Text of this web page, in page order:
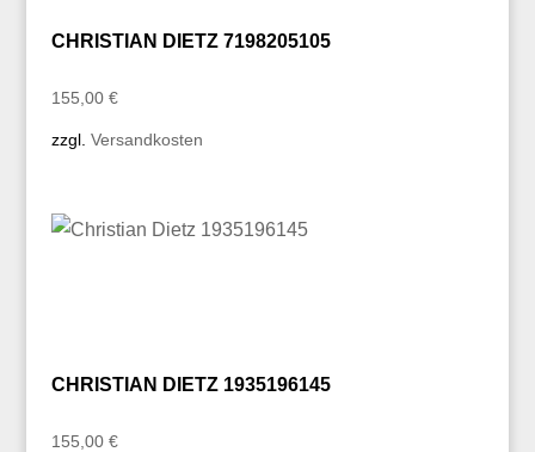
CHRISTIAN DIETZ 7198205105
155,00 €
zzgl. Versandkosten
CHRISTIAN DIETZ 1935196145
155,00 €